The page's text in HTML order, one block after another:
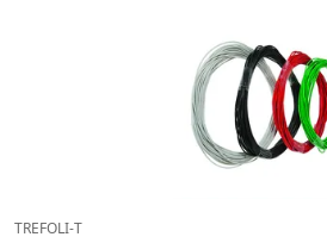
TREFOLI-T